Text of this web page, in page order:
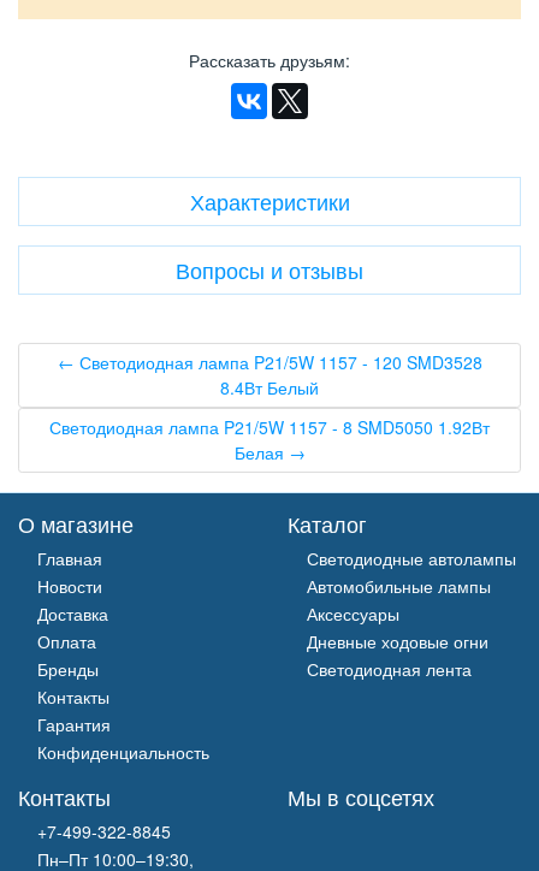
Рассказать друзьям:
Характеристики
Вопросы и отзывы
← Светодиодная лампа P21/5W 1157 - 120 SMD3528
8.4Вт Белый
Светодиодная лампа P21/5W 1157 - 8 SMD5050 1.92Вт
Белая →
О магазине
Главная
Новости
Доставка
Оплата
Бренды
Контакты
Гарантия
Конфиденциальность
Каталог
Светодиодные автолампы
Автомобильные лампы
Аксессуары
Дневные ходовые огни
Светодиодная лента
Контакты
+7-499-322-8845
Пн–Пт 10:00–19:30,
Мы в соцсетях